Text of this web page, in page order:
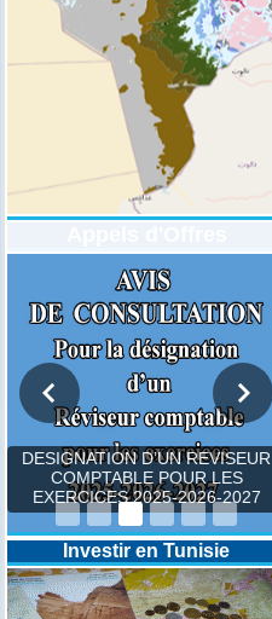
DESIGNATION D’UN REVISEUR
COMPTABLE POUR LES
EXERCICES 2025-2026-2027
Investir en Tunisie